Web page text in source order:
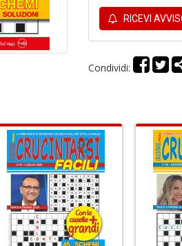
RICEVI
Condividi: